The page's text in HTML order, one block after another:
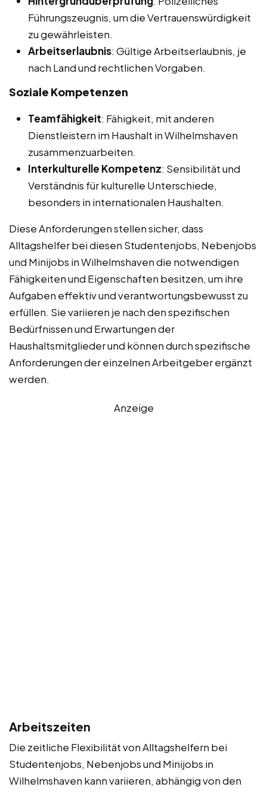
Führungszeugnis, um die Vertrauenswürdigkeit
zu gewährleisten.
Arbeitserlaubnis: Gültige Arbeitserlaubnis, je
nach Land und rechtlichen Vorgaben.
Soziale Kompetenzen
Teamfähigkeit: Fähigkeit, mit anderen
Dienstleistern im Haushalt in Wilhelmshaven
zusammenzuarbeiten.
Interkulturelle Kompetenz: Sensibilität und
Verständnis für kulturelle Unterschiede,
besonders in internationalen Haushalten.
Diese Anforderungen stellen sicher, dass
Alltagshelfer bei diesen Studentenjobs, Nebenjobs
und Minijobs in Wilhelmshaven die notwendigen
Fähigkeiten und Eigenschaften besitzen, um ihre
Aufgaben effektiv und verantwortungsbewusst zu
erfüllen. Sie variieren je nach den spezifischen
Bedürfnissen und Erwartungen der
Haushaltsmitglieder und können durch spezifische
Anforderungen der einzelnen Arbeitgeber ergänzt
werden.
Anzeige
Arbeitszeiten
Die zeitliche Flexibilität von Alltagshelfern bei
Studentenjobs, Nebenjobs und Minijobs in
Wilhelmshaven kann variieren, abhängig von den